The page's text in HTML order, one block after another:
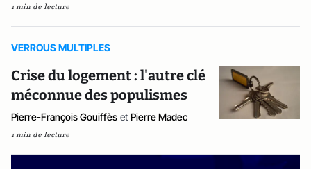
1 min de lecture
VERROUS MULTIPLES
Crise du logement : l'autre clé
méconnue des populismes
Pierre-François Gouiffès et Pierre Madec
1 min de lecture